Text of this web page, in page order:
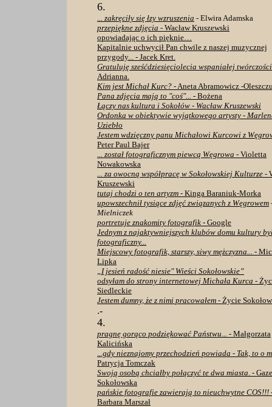
6.
... zakręciły się łzy wzruszenia - Elwira Adamska
przepiękne zdjęcia - Wacław Kruszewski
opowiadając o ich pięknie…
Kapitalnie uchwycił Pan chwile z naszej muzycznej
przygody... - Jacek Kret.
Gratuluję sześćdziesięciolecia wspaniałej
Adrianna.
Kim jest Michał Kurc? - Aneta Abramowicz -
Pana zdjęcia mają to "coś"... - Bożena
Łączy nas kultura i Sokołów - Wacław Kruszewski
Ordonka w obiektywie wyjątkowego artysty -
Uziebło
Jestem wdzięczny panu Michałowi Kurcowi z
Peter Paul Bajer
... został fotograficznym piewcą Węgrowa - Violetta
Nowakowska
... za owocną współpracę w Sokołowskiej Kulturze -
Kruszewski
tutaj chodzi o ten artyzm - Kinga Baraniuk-Morka
upowszechnił tysiące zdjęć związanych z Węgrowem
Mielniczek
portretuje znakomity fotografik - Google
Jednym z najaktywniejszych klubów domu kultury
fotograficzny...
Miejscowy fotografik, starszy, siwy mężczyzna... -
Lipka
„I jesień radość niesie" Wieści Sokołowskie”
odsyłam do strony internetowej Michała Kurca -
Siedleckie
Jestem dumny, że z nimi pracowałem - Życie
.-
4.
pragnę gorąco podziękować Państwu... - Małgorzata
Kalicińska
...gdy nieznajomy przechodzień powiada - Tak, to o
Patrycja Tomczak
Swoją osobą chciałby połączyć te dwa miasta. -
Sokołowska
pańskie fotografie zawierają to nieuchwytne COS!!!
Barbara Marszał